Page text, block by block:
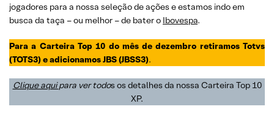
jogadores para a nossa seleção de ações e estamos indo em
busca da taça – ou melhor – de bater o Ibovespa.
Para a Carteira Top 10 do mês de dezembro retiramos Totvs
(TOTS3) e adicionamos JBS (JBSS3).
Clique aquipara ver todos os detalhes da nossa Carteira Top 10
XP.